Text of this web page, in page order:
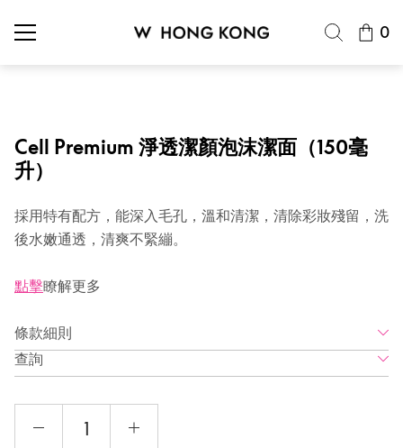
0
Cell Premium 淨透潔顏泡沫潔面（150毫
升）
採用特有配方，能深入毛孔，溫和清潔，清除彩妝殘留，洗
後水嫩通透，清爽不緊繃。
點擊瞭解更多
條款細則
查詢